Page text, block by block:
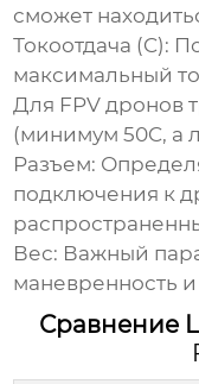
сможет
Токоотдача (C):
максимальный
Для FPV дронов
(минимум 50C, а
Разъем:
подключения к
Вес: Важный
маневренность
Сравнение